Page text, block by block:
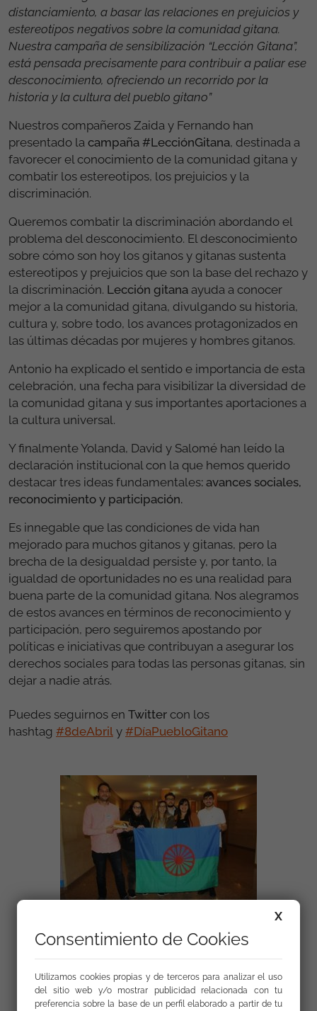
distanciamiento, a basar las relaciones en prejuicios y
estereotipos negativos sobre la comunidad gitana.
Nuestra campaña de sensibilización “Lección Gitana”,
está pensada precisamente para contribuir a paliar ese
desconocimiento, ofreciendo un recorrido por la
historia y la cultura del pueblo gitano”
Nuestros compañeros Zaida y Fernando han
presentado la campaña #LecciónGitana, destinada a
favorecer el conocimiento de la comunidad gitana y
combatir los estereotipos, los prejuicios y la
discriminación.
Queremos combatir la discriminación abordando el
problema del desconocimiento. El desconocimiento
sobre cómo son hoy los gitanos y gitanas sustenta
estereotipos y prejuicios que son la base del rechazo y
la discriminación. Lección gitana ayuda a conocer
mejor a la comunidad gitana, divulgando su historia,
cultura y, sobre todo, los avances protagonizados en
las últimas décadas por mujeres y hombres gitanos.
Antonio ha explicado el sentido e importancia de esta
celebración, una fecha para visibilizar la diversidad de
la comunidad gitana y sus importantes aportaciones a
la cultura universal.
Y finalmente Yolanda, David y Salomé han leído la
declaración institucional con la que hemos querido
destacar tres ideas fundamentales: avances sociales,
reconocimiento y participación.
Es innegable que las condiciones de vida han
mejorado para muchos gitanos y gitanas, pero la
brecha de la desigualdad persiste y, por tanto, la
igualdad de oportunidades no es una realidad para
buena parte de la comunidad gitana. Nos alegramos
de estos avances en términos de reconocimiento y
participación, pero seguiremos apostando por
políticas e iniciativas que contribuyan a asegurar los
derechos sociales para todas las personas gitanas, sin
dejar a nadie atrás.
Puedes seguirnos en Twitter con los
hashtag #8deAbril y #DíaPuebloGitano
Enlaces
X
Consentimiento de Cookies
Utilizamos cookies propias y de terceros para analizar el uso
del sitio web y/o mostrar publicidad relacionada con tu
preferencia sobre la base de un perfil elaborado a partir de tu